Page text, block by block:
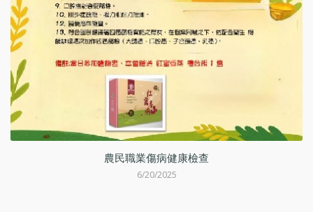
農民職業傷病健康檢查
6/20/2025